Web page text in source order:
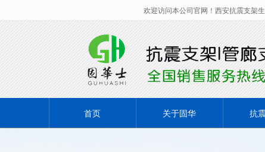
很遗憾，因您的浏览器版本过低导
欢迎访问本公司官网！西安抗震支架
首页 关于固华 抗